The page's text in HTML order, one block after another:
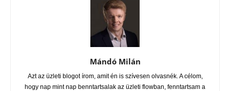
Mándó Milán
Azt az üzleti blogot írom, amit én is szívesen olvasnék. A célom,
hogy nap mint nap benntartsalak az üzleti flowban, fenntartsam a